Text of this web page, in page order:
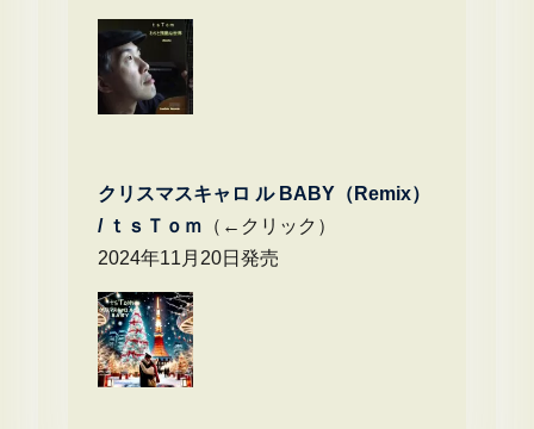
クリスマスキャロ ル BABY（Remix）
/ ｔｓＴｏｍ （←クリック）
2024年11月20日発売